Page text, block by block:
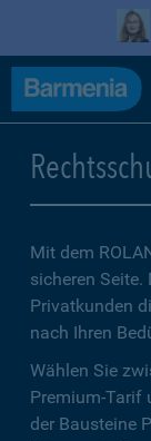
Mit dem
sicheren
Privatkunden
nach Ihren
Wählen Sie
Premium-Tarif
der Bausteine